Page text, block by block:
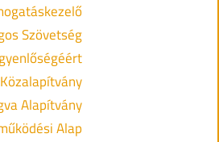
Szövetség
Közalapítvány
Alapítvány
Alap